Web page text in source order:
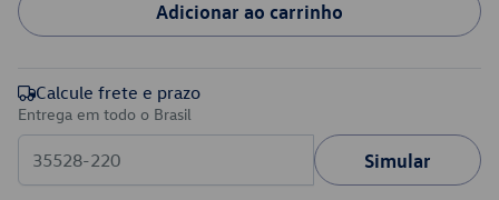
Adicionar ao carrinho
Calcule frete e prazo
Entrega em todo o Brasil
Simular